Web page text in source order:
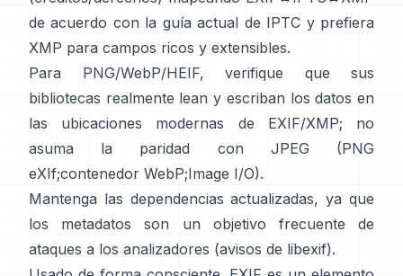
de acuerdo con la guía actual de IPTC y prefiera
XMP para campos ricos y extensibles.
Para PNG/WebP/HEIF, verifique que sus
bibliotecas realmente lean y escriban los datos en
las ubicaciones modernas de EXIF/XMP; no
asuma la paridad con JPEG (PNG
eXIf;contenedor WebP;Image I/O).
Mantenga las dependencias actualizadas, ya que
los metadatos son un objetivo frecuente de
ataques a los analizadores (avisos de libexif).